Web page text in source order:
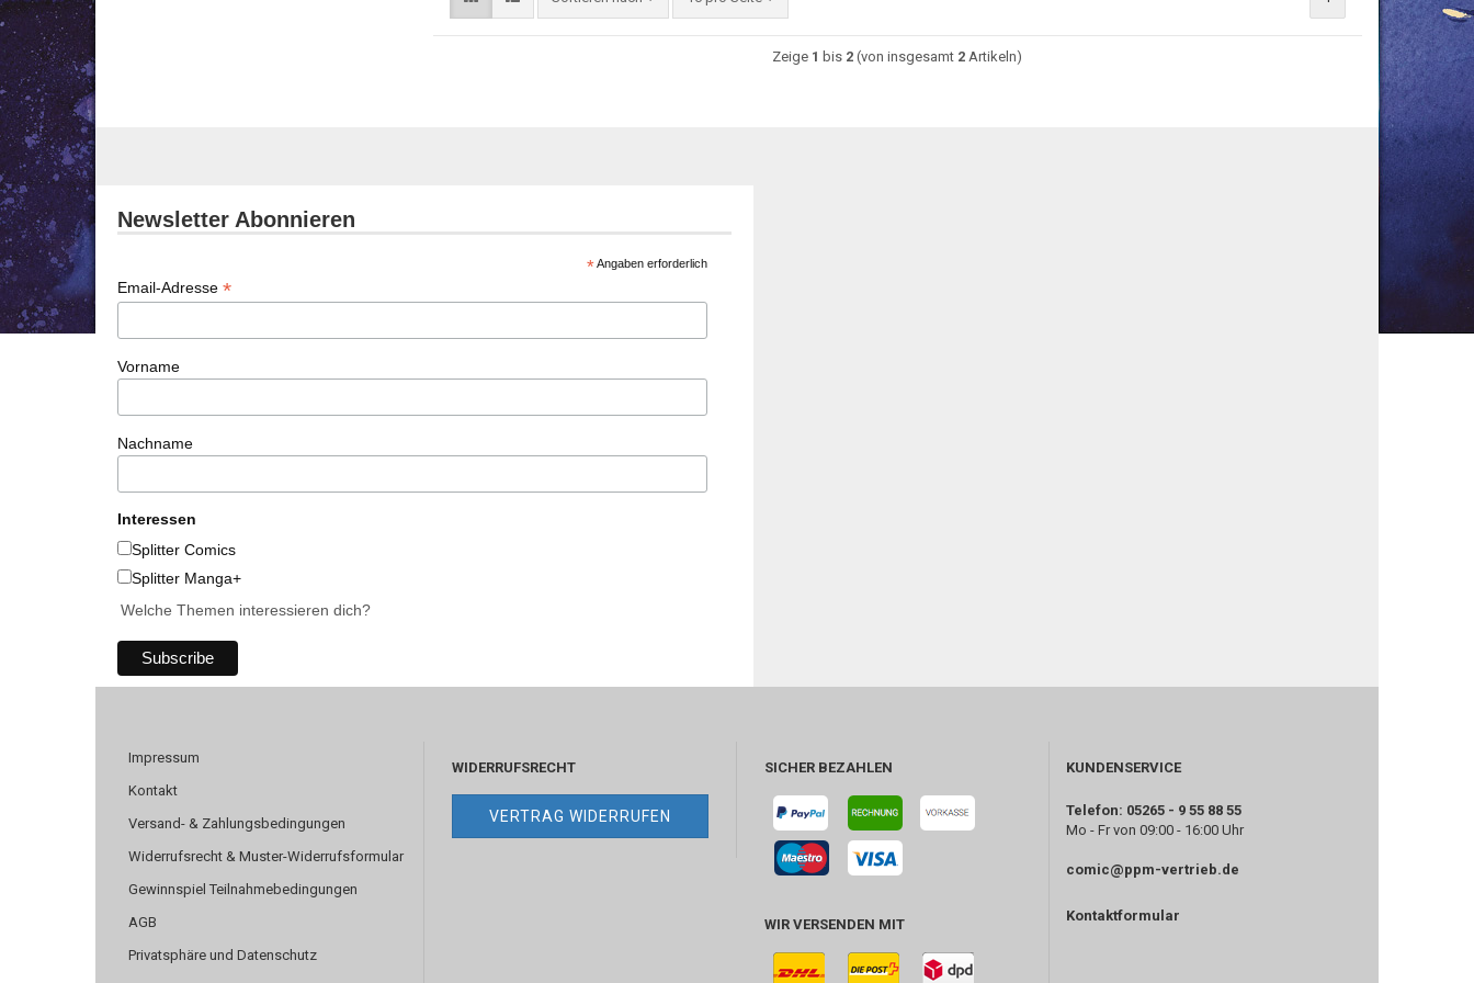
Zeige 1 bis 2 (von insgesamt 2 Artikeln)
Newsletter Abonnieren
*Angaben erforderlich
Email-Adresse *
Vorname
Nachname
Interessen
Splitter Comics
Splitter Manga+
Welche Themen interessieren dich?
Impressum
Kontakt
Versand- & Zahlungsbedingungen
Widerrufsrecht & Muster-Widerrufsformular
Gewinnspiel Teilnahmebedingungen
AGB
Privatsphäre und Datenschutz
WIDERRUFSRECHT
VERTRAG WIDERRUFEN
SICHER BEZAHLEN
WIR VERSENDEN MIT
KUNDENSERVICE
Telefon: 05265 - 9 55 88 55
Mo - Fr von 09:00 - 16:00 Uhr
comic@ppm-vertrieb.de
Kontaktformular